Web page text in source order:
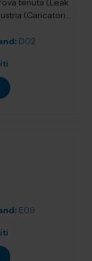
tenuta (Leak
(Caricatori,
D02
E09